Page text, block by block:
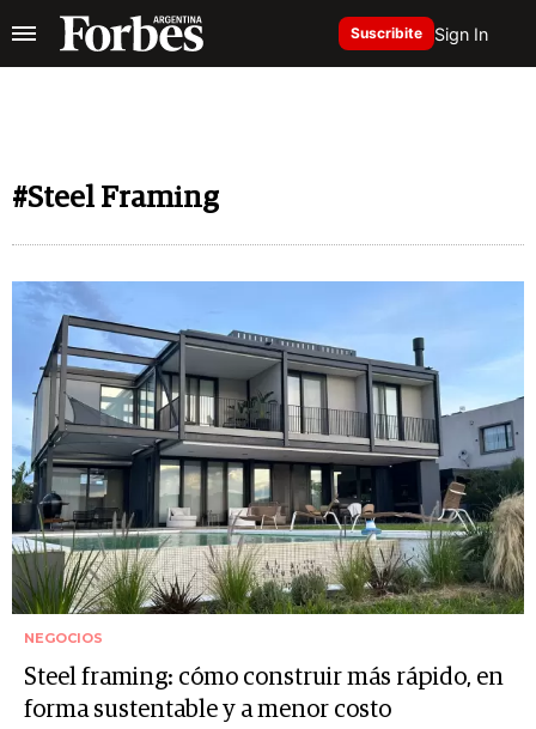
Suscribite Sign In
#Steel Framing
NEGOCIOS
Steel framing: cómo construir más rápido, en
forma sustentable y a menor costo